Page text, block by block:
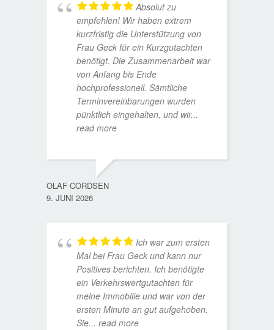
Absolut zu
empfehlen! Wir haben extrem
kurzfristig die Unterstützung von
Frau Geck für ein Kurzgutachten
benötigt. Die Zusammenarbeit war
von Anfang bis Ende
hochprofessionell. Sämtliche
Terminvereinbarungen wurden
pünktlich eingehalten, und wir...
read more
OLAF CORDSEN
9. JUNI 2026
Ich war zum ersten
Mal bei Frau Geck und kann nur
Positives berichten. Ich benötigte
ein Verkehrswertgutachten für
meine Immobilie und war von der
ersten Minute an gut aufgehoben.
Sie... read more